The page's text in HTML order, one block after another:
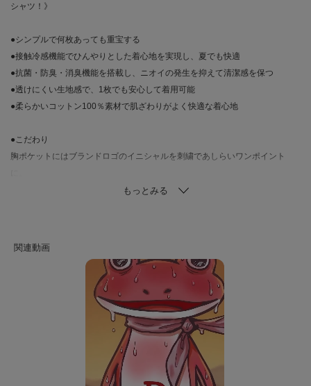
シャツ！》
●シンプルで何枚あっても重宝する
●接触冷感機能でひんやりとした着心地を実現し、夏でも快適
●抗菌・防臭・消臭機能を搭載し、ニオイの発生を抑えて清潔感を保つ
●透けにくい生地感で、1枚でも安心して着用可能
●柔らかいコットン100％素材で肌ざわりがよく快適な着心地
●こだわり
胸ポケットにはブランドロゴのイニシャルを刺繍であしらいワンポイント
1枚で着ても見映えがするデザインです。
大好評の機能素材「ICE CLEAR COTTON（アイスクリアコットン）」とは
ひんやりとした触感と、ニオイを抑える機能をコットン100％で実現した接触
冷感・抗菌防臭・消臭素材です。
サトウキビ由来の天然ポリマーを使用しており、高い抗菌・防臭性と消臭効
果を備えた、肌にも配慮したサステナブル素材です。